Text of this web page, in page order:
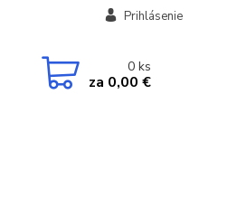
Prihlásenie
0ks
za 0,00 €